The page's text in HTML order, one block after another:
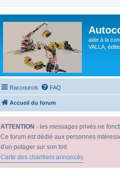
aide à la
VALLA,
Raccourcis FAQ
Accueil du forum
ATTENTION - les messages privés ne
Ce forum est dédié aux personnes
d'un potager sur son toit.
Carte des chantiers annoncés